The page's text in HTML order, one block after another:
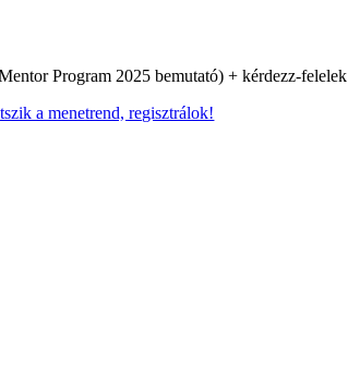
Program 2025 bemutató) + kérdezz-felelek
a menetrend, regisztrálok!